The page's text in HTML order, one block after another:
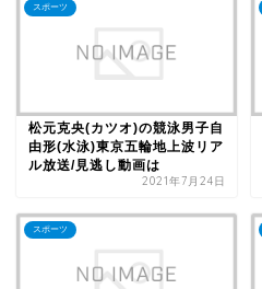
スポーツ
松元克央(カツオ)の競泳男子自
由形(水泳)東京五輪地上波リア
ル放送/見逃し動画は
2021年7月24日
スポーツ